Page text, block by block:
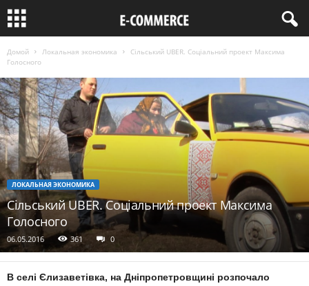
Домой Локальная экономика
Сільський UBER. Соціальний проект Максима
Голосного
ЛОКАЛЬНАЯ ЭКОНОМИКА
Сільський UBER. Соціальний проект Максима
Голосного
06.05.2016 361 0
В селі Єлизаветівка, на Дніпропетровщині розпочало